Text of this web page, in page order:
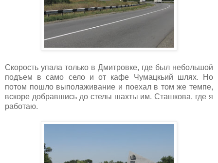
Скорость упала только в Дмитровке, где был небольшой
подъем в само село и от кафе Чумацкьий шлях. Но
потом пошло выполаживание и поехал в том же темпе,
вскоре добравшись до стелы шахты им. Сташкова, где я
работаю.